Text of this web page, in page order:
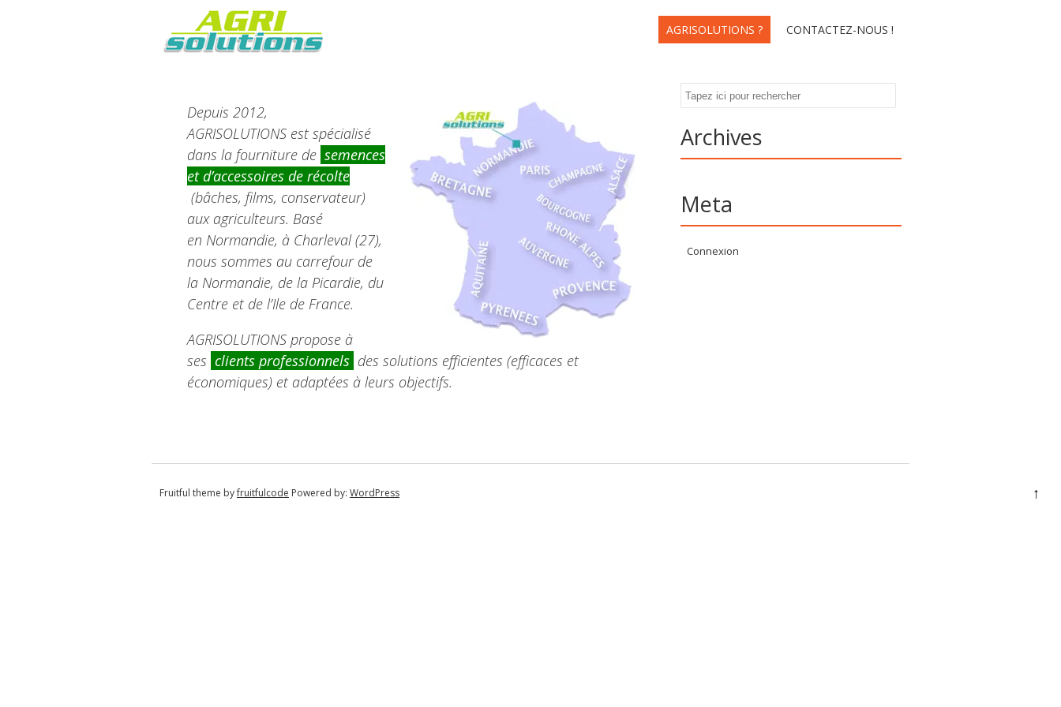
AGRISOLUTIONS ? CONTACTEZ-NOUS !
Depuis 2012,
AGRISOLUTIONS est spécialisé
dans la fourniture de semences
et d’accessoires de récolte
(bâches, films, conservateur)
aux agriculteurs. Basé
en Normandie, à Charleval (27),
nous sommes au carrefour de
la Normandie, de la Picardie, du
Centre et de l’Ile de France.
AGRISOLUTIONS propose à
ses clients professionnels des solutions efficientes (efficaces et
économiques) et adaptées à leurs objectifs.
Recherche
Archives
Meta
Connexion
Fruitful theme byfruitfulcode Powered by: WordPress ↑